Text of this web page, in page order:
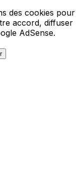
des cookies pour
accord, diffuser
AdSense.